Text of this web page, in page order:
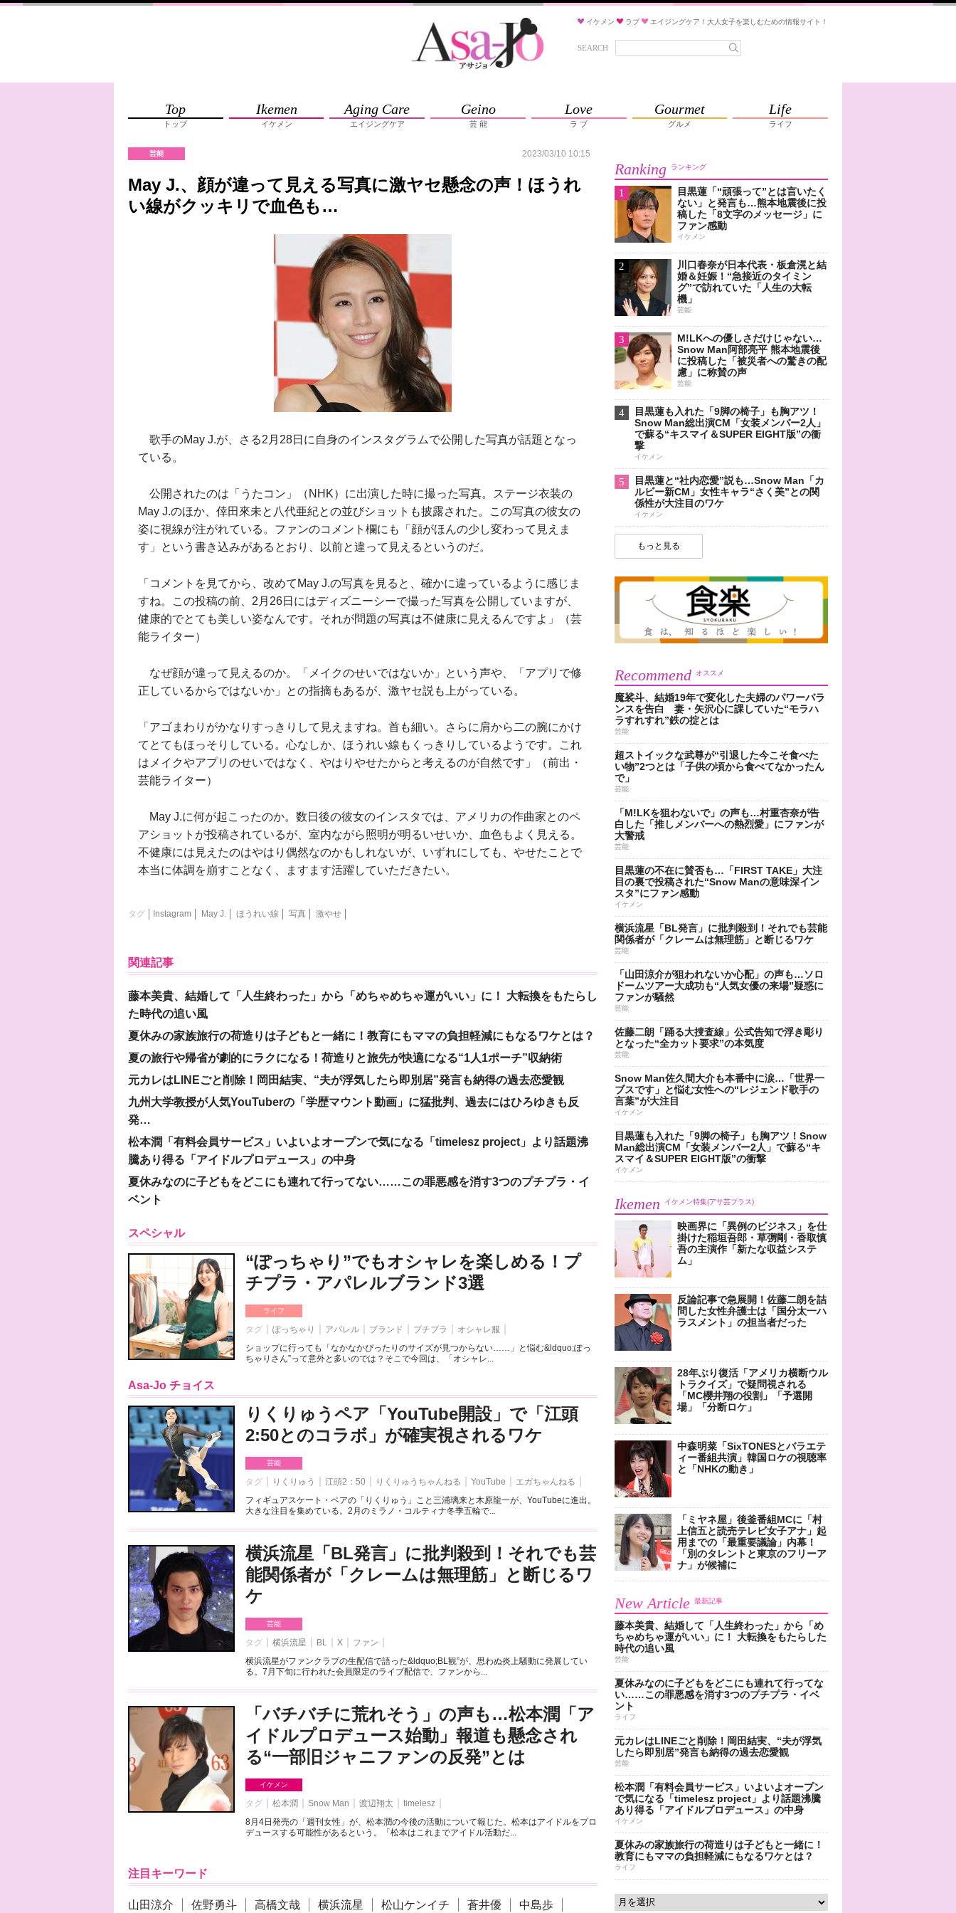
イケメン ラブ エイジングケア！大人女子を楽しむための情報サイト！
SEARCH
Top
トップ
Ikemen
イケメン
Aging Care
エイジングケア
Geino
芸 能
Love
ラ ブ
Gourmet
グルメ
Life
ライフ
芸能 2023/03/10 10:15
May J.、顔が違って見える写真に激ヤセ懸念の声！ほうれ
い線がクッキリで血色も…
歌手のMay J.が、さる2月28日に自身のインスタグラムで公開した写真が話題となっ
ている。
公開されたのは「うたコン」（NHK）に出演した時に撮った写真。ステージ衣装の
May J.のほか、倖田來未と八代亜紀との並びショットも披露された。この写真の彼女の
姿に視線が注がれている。ファンのコメント欄にも「顔がほんの少し変わって見えま
す」という書き込みがあるとおり、以前と違って見えるというのだ。
「コメントを見てから、改めてMay J.の写真を見ると、確かに違っているように感じま
すね。この投稿の前、2月26日にはディズニーシーで撮った写真を公開していますが、
健康的でとても美しい姿なんです。それが問題の写真は不健康に見えるんですよ」（芸
能ライター）
なぜ顔が違って見えるのか。「メイクのせいではないか」という声や、「アプリで修
正しているからではないか」との指摘もあるが、激ヤセ説も上がっている。
「アゴまわりがかなりすっきりして見えますね。首も細い。さらに肩から二の腕にかけ
てとてもほっそりしている。心なしか、ほうれい線もくっきりしているようです。これ
はメイクやアプリのせいではなく、やはりやせたからと考えるのが自然です」（前出・
芸能ライター）
May J.に何が起こったのか。数日後の彼女のインスタでは、アメリカの作曲家とのペ
アショットが投稿されているが、室内ながら照明が明るいせいか、血色もよく見える。
不健康には見えたのはやはり偶然なのかもしれないが、いずれにしても、やせたことで
本当に体調を崩すことなく、ますます活躍していただきたい。
タグ Instagram May J. ほうれい線 写真 激やせ
関連記事
藤本美貴、結婚して「人生終わった」から「めちゃめちゃ運がいい」に！ 大転換をもたらし
た時代の追い風
夏休みの家族旅行の荷造りは子どもと一緒に！教育にもママの負担軽減にもなるワケとは？
夏の旅行や帰省が劇的にラクになる！荷造りと旅先が快適になる“1人1ポーチ”収納術
元カレはLINEごと削除！岡田結実、“夫が浮気したら即別居”発言も納得の過去恋愛観
九州大学教授が人気YouTuberの「学歴マウント動画」に猛批判、過去にはひろゆきも反
発…
松本潤「有料会員サービス」いよいよオープンで気になる「timelesz project」より話題沸
騰あり得る「アイドルプロデュース」の中身
夏休みなのに子どもをどこにも連れて行ってない……この罪悪感を消す3つのプチプラ・イ
ベント
スペシャル
“ぽっちゃり”でもオシャレを楽しめる！プ
チプラ・アパレルブランド3選
ライフ
タグ ぽっちゃり アパレル ブランド プチプラ
オシャレ服
ショップに行っても「なかなかぴったりのサイズが見つからない……」と悩む&ldquo;ぽっ
ちゃりさん”って意外と多いのでは？そこで今回は、「オシャレ...
Asa-Jo チョイス
りくりゅうペア「YouTube開設」で「江頭
2:50とのコラボ」が確実視されるワケ
芸能
タグ りくりゅう 江頭2：50 りくりゅうちゃんねる YouTube
エガちゃんねる
フィギュアスケート・ペアの「りくりゅう」こと三浦璃来と木原龍一が、YouTubeに進出。
大きな注目を集めている。2月のミラノ・コルティナ冬季五輪で...
横浜流星「BL発言」に批判殺到！それでも芸
能関係者が「クレームは無理筋」と断じるワ
ケ
芸能
タグ 横浜流星 BL X
ファン
横浜流星がファンクラブの生配信で語った&ldquo;BL観”が、思わぬ炎上騒動に発展してい
る。7月下旬に行われた会員限定のライブ配信で、ファンから...
「バチバチに荒れそう」の声も…松本潤「ア
イドルプロデュース始動」報道も懸念され
る“一部旧ジャニファンの反発”とは
イケメン
タグ 松本潤 Snow Man 渡辺翔太
timelesz
8月4日発売の「週刊女性」が、松本潤の今後の活動について報じた。松本はアイドルをプロ
デュースする可能性があるという。「松本はこれまでアイドル活動だ...
注目キーワード
山田涼介 佐野勇斗 高橋文哉 横浜流星 松山ケンイチ 蒼井優 中島歩
Ranking ランキング
1
目黒蓮「“頑張って”とは言いたく
ない」と発言も…熊本地震後に投
稿した「8文字のメッセージ」に
ファン感動
イケメン
2
川口春奈が日本代表・板倉滉と結
婚＆妊娠！“急接近のタイミン
グ”で訪れていた「人生の大転
機」
芸能
3
M!LKへの優しさだけじゃない…
Snow Man阿部亮平 熊本地震後
に投稿した「被災者への驚きの配
慮」に称賛の声
芸能
4
目黒蓮も入れた「9脚の椅子」も胸アツ！
Snow Man総出演CM「女装メンバー2人」
で蘇る“キスマイ＆SUPER EIGHT版”の衝
撃
イケメン
5
目黒蓮と“社内恋愛”説も…Snow Man「カ
ルビー新CM」女性キャラ“さく美”との関
係性が大注目のワケ
イケメン
もっと見る
Recommend オススメ
魔裟斗、結婚19年で変化した夫婦のパワーバラ
ンスを告白 妻・矢沢心に課していた“モラハ
ラすれすれ”鉄の掟とは
芸能
超ストイックな武尊が“引退した今こそ食べた
い物”2つとは「子供の頃から食べてなかったん
で」
芸能
「M!LKを狙わないで」の声も…村重杏奈が告
白した「推しメンバーへの熱烈愛」にファンが
大警戒
芸能
目黒蓮の不在に賛否も…「FIRST TAKE」大注
目の裏で投稿された“Snow Manの意味深イン
スタ”にファン感動
イケメン
横浜流星「BL発言」に批判殺到！それでも芸能
関係者が「クレームは無理筋」と断じるワケ
芸能
「山田涼介が狙われないか心配」の声も…ソロ
ドームツアー大成功も“人気女優の来場”疑惑に
ファンが騒然
芸能
佐藤二朗「踊る大捜査線」公式告知で浮き彫り
となった“全カット要求”の本気度
芸能
Snow Man佐久間大介も本番中に涙…「世界一
ブスです」と悩む女性への“レジェンド歌手の
言葉”が大注目
イケメン
目黒蓮も入れた「9脚の椅子」も胸アツ！Snow
Man総出演CM「女装メンバー2人」で蘇る“キ
スマイ＆SUPER EIGHT版”の衝撃
イケメン
Ikemen イケメン特集(アサ芸プラス)
映画界に「異例のビジネス」を仕
掛けた稲垣吾郎・草彅剛・香取慎
吾の主演作「新たな収益システ
ム」
反論記事で急展開！佐藤二朗を詰
問した女性弁護士は「国分太一ハ
ラスメント」の担当者だった
28年ぶり復活「アメリカ横断ウル
トラクイズ」で疑問視される
「MC櫻井翔の役割」「予選開
場」「分断ロケ」
中森明菜「SixTONESとバラエテ
ィー番組共演」韓国ロケの視聴率
と「NHKの動き」
「ミヤネ屋」後釜番組MCに「村
上信五と読売テレビ女子アナ」起
用までの「最重要議論」内幕！
「別のタレントと東京のフリーア
ナ」が候補に
New Article 最新記事
藤本美貴、結婚して「人生終わった」から「め
ちゃめちゃ運がいい」に！ 大転換をもたらした
時代の追い風
芸能
夏休みなのに子どもをどこにも連れて行ってな
い……この罪悪感を消す3つのプチプラ・イベ
ント
ライフ
元カレはLINEごと削除！岡田結実、“夫が浮気
したら即別居”発言も納得の過去恋愛観
芸能
松本潤「有料会員サービス」いよいよオープン
で気になる「timelesz project」より話題沸騰
あり得る「アイドルプロデュース」の中身
イケメン
夏休みの家族旅行の荷造りは子どもと一緒に！
教育にもママの負担軽減にもなるワケとは？
ライフ